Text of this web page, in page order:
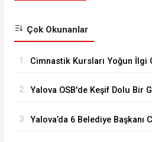
Çok Okunanlar
1. Cimnastik Kursları Yoğun İlgi
2. Yalova OSB'de Keşif Dolu Bir
3. Yalova’da 6 Belediye Başkanı